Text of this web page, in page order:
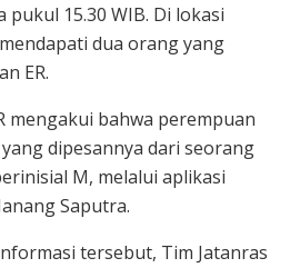
pukul 15.30 WIB. Di lokasi
dua orang yang
ER.
mengakui bahwa perempuan
dipesannya dari seorang
M, melalui aplikasi
Saputra.
tersebut, Tim Jatanras